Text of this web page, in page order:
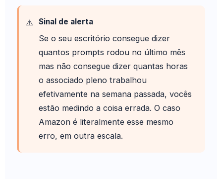
Sinal de alerta
Se o seu escritório consegue dizer
quantos prompts rodou no último mês
mas não consegue dizer quantas horas
o associado pleno trabalhou
efetivamente na semana passada, vocês
estão medindo a coisa errada. O caso
Amazon é literalmente esse mesmo
erro, em outra escala.